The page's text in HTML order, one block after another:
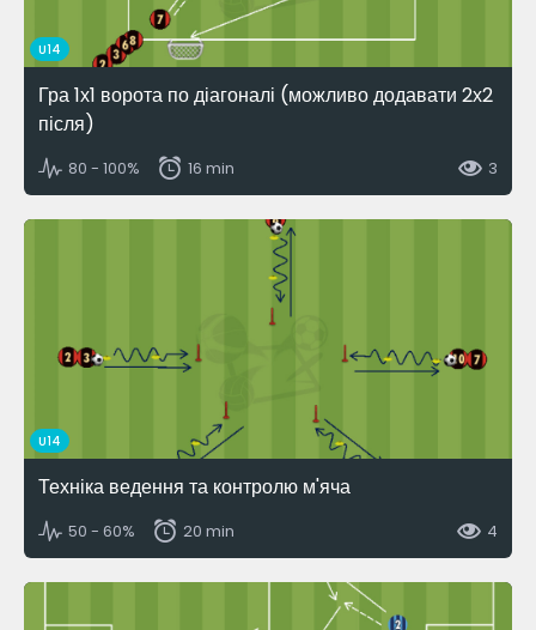
U14
Гра 1х1 ворота по діагоналі (можливо додавати 2х2
після)
80 - 100% 16 min 3
U14
Техніка ведення та контролю м'яча
50 - 60% 20 min 4